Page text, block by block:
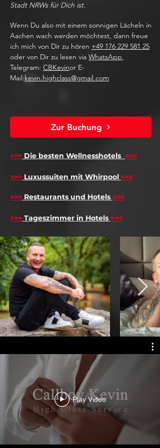
Stadt NRWs für Dich ist.
Wenn Du also mit einem sonnigen Lächeln in
Aachen wach werden möchtest, dann freue
ich mich von Dir zu hören +49 176 229 581 25
oder von Dir zu lesen via WhatsApp,
Telegram: CBKevinor E-
Mail:kevin.highclass@gmail.com
Zur Buchung
>>> Die besten Wellnesshotels <<<
>>> Luxussuiten mit Whirpool <<<
>>> Restaurants und Hotels <<<
>>> Tageszimmer in Hotels <<<
Play Video